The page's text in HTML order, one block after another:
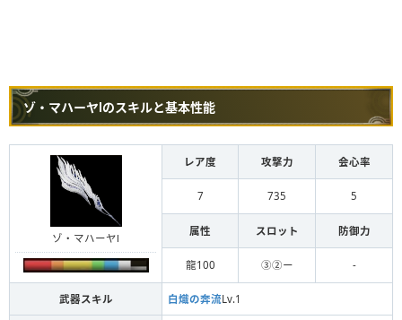
ゾ・マハーヤⅠのスキルと基本性能
ゾ・マハーヤⅠ
レア度 攻撃力 会心率
7 735 5
属性 スロット 防御力
龍100 ③②ー -
武器スキル 白熾の奔流Lv.1